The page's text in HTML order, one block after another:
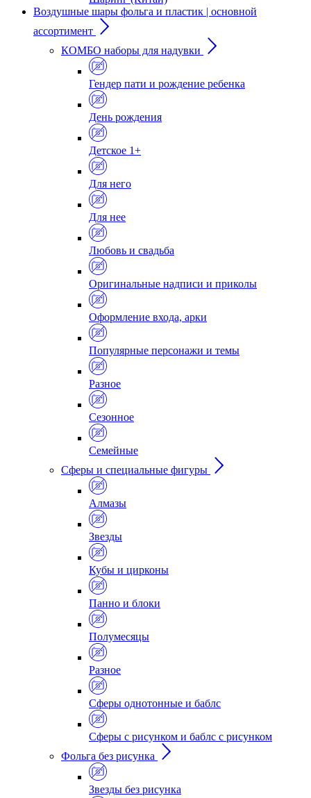
Воздушные шары фольга и пластик | основной
ассортимент
КОМБО наборы для надувки
Гендер пати и рождение ребенка
День рождения
Детское 1+
Для него
Для нее
Любовь и свадьба
Оригинальные надписи и приколы
Оформление входа, арки
Популярные персонажи и темы
Разное
Сезонное
Семейные
Сферы и специальные фигуры
Алмазы
Звезды
Кубы и цирконы
Панно и блоки
Полумесяцы
Разное
Сферы однотонные и баблс
Сферы с рисунком и баблс с рисунком
Фольга без рисунка
Звезды без рисунка